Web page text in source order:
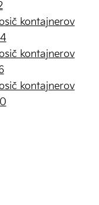
kontajnerov
kontajnerov
kontajnerov